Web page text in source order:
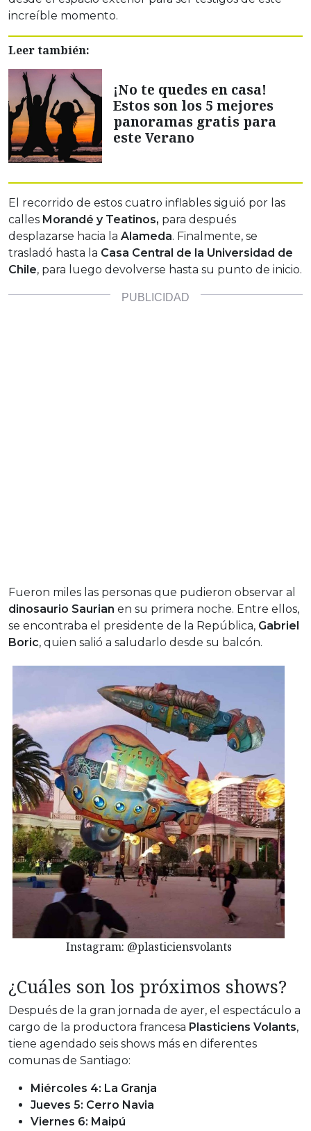
increíble momento.
Leer también:
¡No te quedes en casa!
Estos son los 5 mejores
panoramas gratis para
este Verano
El recorrido de estos cuatro inflables siguió por las
calles Morandé y Teatinos, para después
desplazarse hacia la Alameda. Finalmente, se
trasladó hasta la Casa Central de la Universidad de
Chile, para luego devolverse hasta su punto de inicio.
Fueron miles las personas que pudieron observar al
dinosaurio Saurian en su primera noche. Entre ellos,
se encontraba el presidente de la República, Gabriel
Boric, quien salió a saludarlo desde su balcón.
Instagram: @plasticiensvolants
¿Cuáles son los próximos shows?
Después de la gran jornada de ayer, el espectáculo a
cargo de la productora francesa Plasticiens Volants,
tiene agendado seis shows más en diferentes
comunas de Santiago:
Miércoles 4: La Granja
Jueves 5: Cerro Navia
Viernes 6: Maipú